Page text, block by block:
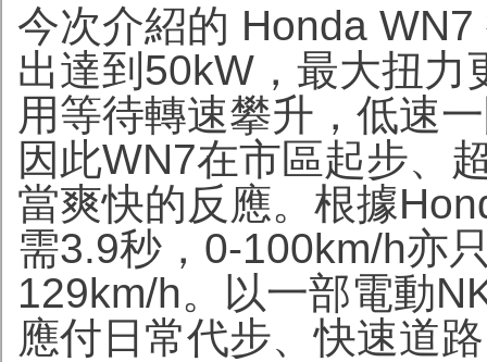
今次介紹的 Honda
出達到50kW，最大扭力
用等待轉速攀升，低速
因此WN7在市區起步、
當爽快的反應。根據
需3.9秒，0-100km/h亦
129km/h。以一部電動
應付日常代步、快速道